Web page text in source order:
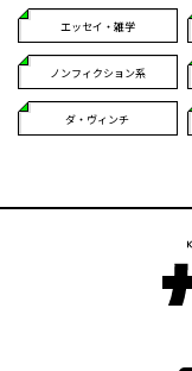
エッセイ・雑学
ノンフィクション系
ダ・ヴィンチ